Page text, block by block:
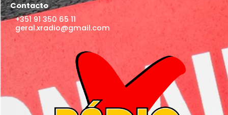
Contacto
+351 91 350 65 11
geral.xradio@gmail.com